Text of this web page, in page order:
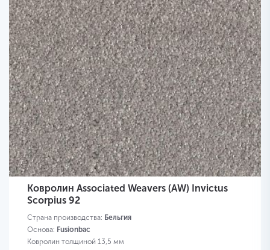
Ковролин Associated Weavers (AW) Invictus
Scorpius 92
Страна производства: Бельгия
Основа: Fusionbac
Ковролин толщиной 13,5 мм